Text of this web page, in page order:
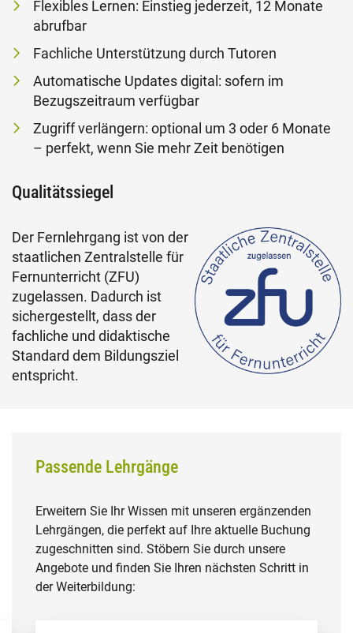
Flexibles Lernen: Einstieg jederzeit, 12 Monate
abrufbar
Fachliche Unterstützung durch Tutoren
Automatische Updates digital: sofern im
Bezugszeitraum verfügbar
Zugriff verlängern: optional um 3 oder 6 Monate
– perfekt, wenn Sie mehr Zeit benötigen
Qualitätssiegel
Der Fernlehrgang ist von der
staatlichen Zentralstelle für
Fernunterricht (ZFU)
zugelassen. Dadurch ist
sichergestellt, dass der
fachliche und didaktische
Standard dem Bildungsziel
entspricht.
Passende Lehrgänge
Erweitern Sie Ihr Wissen mit unseren ergänzenden
Lehrgängen, die perfekt auf Ihre aktuelle Buchung
zugeschnitten sind. Stöbern Sie durch unsere
Angebote und finden Sie Ihren nächsten Schritt in
der Weiterbildung: